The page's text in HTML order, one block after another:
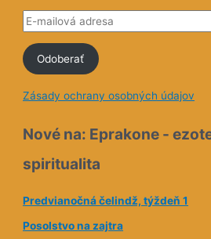
E
m
i
v
a
d
Odoberať
Zásady ochrany osobných údajov
Nové na: Eprakone -
spiritualita
Predvianočná čelindž, týždeň 1
Posolstvo na zajtra